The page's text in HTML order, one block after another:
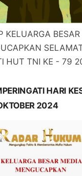
KELUARGA
HUT TNI KE - 79
HARI
2024